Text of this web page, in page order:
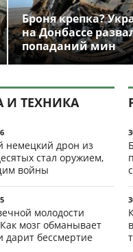
Броня крепка?
на Донбассе
попаданий мин
И ТЕХНИКА
немецкий дрон из
стал оружием,
войны
молодости
мозг обманывает
дарит бессмертие